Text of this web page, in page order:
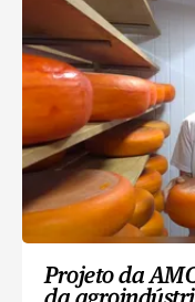
Projeto da